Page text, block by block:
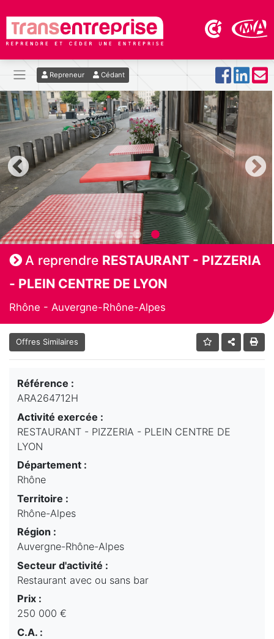
Repreneur Cédant
A reprendre RESTAURANT - PIZZERIA
- PLEIN CENTRE DE LYON
Rhône - Auvergne-Rhône-Alpes
Offres Similaires
Référence :
ARA264712H
Activité exercée :
RESTAURANT - PIZZERIA - PLEIN CENTRE DE
LYON
Département :
Rhône
Territoire :
Rhône-Alpes
Région :
Auvergne-Rhône-Alpes
Secteur d'activité :
Restaurant avec ou sans bar
Prix :
250 000 €
C.A. :